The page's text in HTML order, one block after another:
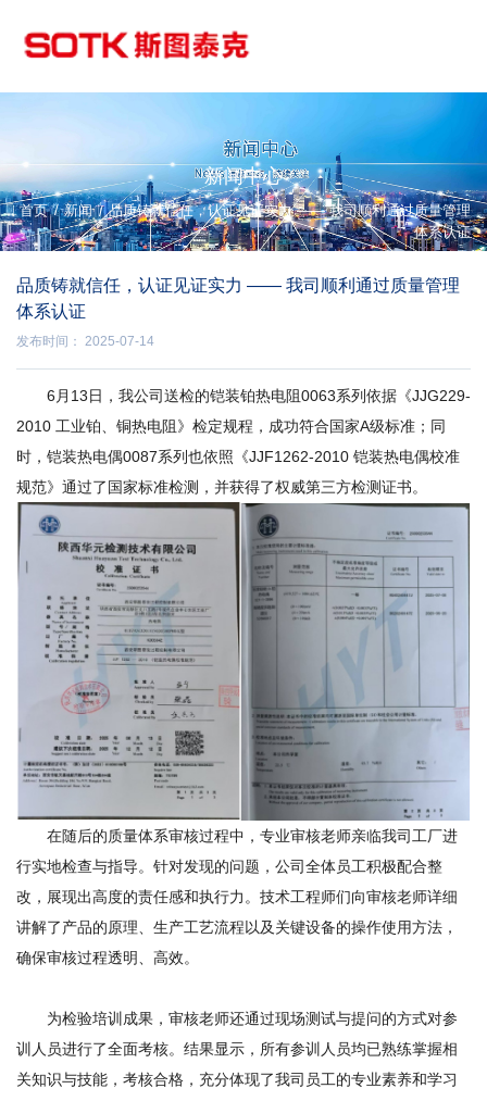
新闻中心
首页/新闻 /品质铸就信任，认证见证实力 —— 我司顺利通过质量管理
体系认证
品质铸就信任，认证见证实力 —— 我司顺利通过质量管理
体系认证
发布时间： 2025-07-14
6月13日，我公司送检的铠装铂热电阻0063系列依据《JJG229-
2010 工业铂、铜热电阻》检定规程，成功符合国家A级标准；同
时，铠装热电偶0087系列也依照《JJF1262-2010 铠装热电偶校准
规范》通过了国家标准检测，并获得了权威第三方检测证书。
在随后的质量体系审核过程中，专业审核老师亲临我司工厂进
行实地检查与指导。针对发现的问题，公司全体员工积极配合整
改，展现出高度的责任感和执行力。技术工程师们向审核老师详细
讲解了产品的原理、生产工艺流程以及关键设备的操作使用方法，
确保审核过程透明、高效。
为检验培训成果，审核老师还通过现场测试与提问的方式对参
训人员进行了全面考核。结果显示，所有参训人员均已熟练掌握相
关知识与技能，考核合格，充分体现了我司员工的专业素养和学习